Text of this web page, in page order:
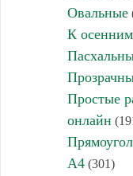
Овальные
К
Простые
онлайн
А4(301)